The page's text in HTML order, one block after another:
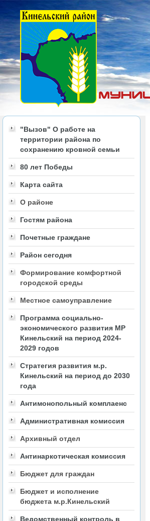
"Вызов" О работе на
территории района по
сохранению кровной семьи
80 лет Победы
Карта сайта
О районе
Гостям района
Почетные граждане
Район сегодня
Формирование комфортной
городской среды
Местное самоуправление
Программа социально-
экономического развития МР
Кинельский на период 2024-
2029 годов
Стратегия развития м.р.
Кинельский на период до 2030
года
Антимонопольный комплаенс
Административная комиссия
Архивный отдел
Антинаркотическая комиссия
Бюджет для граждан
Бюджет и исполнение
бюджета м.р.Кинельский
Ведомственный контроль в